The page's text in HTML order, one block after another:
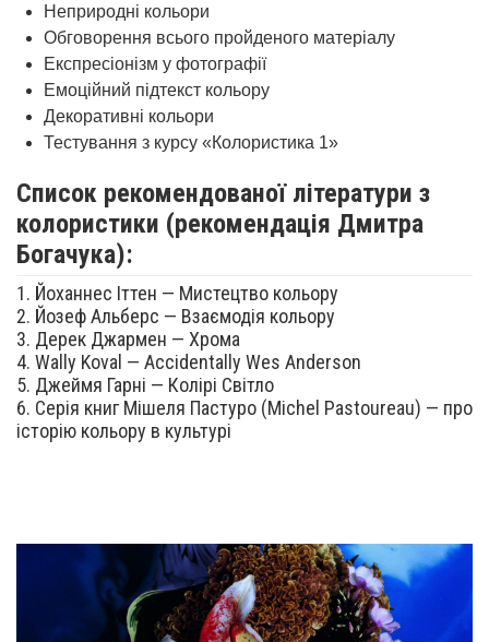
Неприродні кольори
Обговорення всього пройденого матеріалу
Експресіонізм у фотографії
Емоційний підтекст кольору
Декоративні кольори
Тестування з курсу «Колористика 1»
Список рекомендованої літератури з
колористики (рекомендація Дмитра
Богачука):
1. Йоханнес Іттен — Мистецтво кольору
2. Йозеф Альберс — Взаємодія кольору
3. Дерек Джармен — Хрома
4. Wally Koval — Accidentally Wes Anderson
5. Джеймя Гарні — Колірі Світло
6. Серія книг Мішеля Пастуро (Michel Pastoureau) — про
історію кольору в культурі